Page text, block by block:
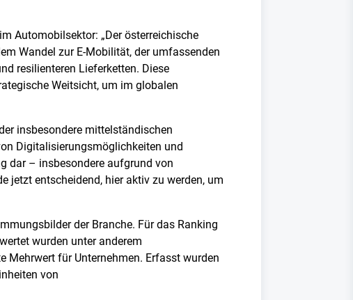
Automobilsektor: „Der österreichische
Wandel zur E-Mobilität, der umfassenden
resilienteren Lieferketten. Diese
Weitsicht, um im globalen
insbesondere mittelständischen
Digitalisierungsmöglichkeiten und
dar – insbesondere aufgrund von
jetzt entscheidend, hier aktiv zu werden, um
der Branche. Für das Ranking
wurden unter anderem
Mehrwert für Unternehmen. Erfasst wurden
von